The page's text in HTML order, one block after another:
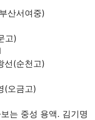
산서여중)
고)
선(순천고)
(오금고)
는 중성 용액. 김기명